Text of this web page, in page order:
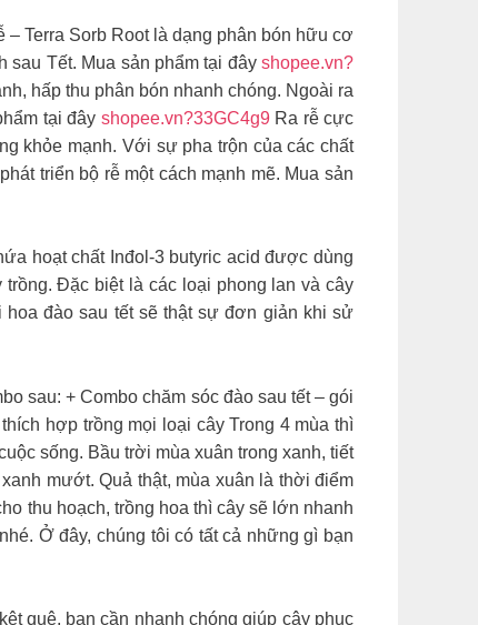
– Terra Sorb Root là dạng phân bón hữu cơ
sau Tết. Mua sản phẩm tại đây shopee.vn?
hấp thu phân bón nhanh chóng. Ngoài ra
tại đây shopee.vn?33GC4g9Ra rễ cực
khỏe mạnh. Với sự pha trộn của các chất
triển bộ rễ một cách mạnh mẽ. Mua sản
hoạt chất Inđol-3 butyric acid được dùng
Đặc biệt là các loại phong lan và cây
đào sau tết sẽ thật sự đơn giản khi sử
sau: + Combo chăm sóc đào sau tết – gói
hợp trồng mọi loại cây Trong 4 mùa thì
sống. Bầu trời mùa xuân trong xanh, tiết
mướt. Quả thật, mùa xuân là thời điểm
thu hoạch, trồng hoa thì cây sẽ lớn nhanh
Ở đây, chúng tôi có tất cả những gì bạn
quệ, bạn cần nhanh chóng giúp cây phục